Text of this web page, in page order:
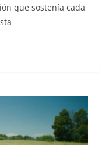
que sostenía cada